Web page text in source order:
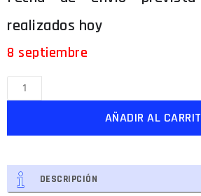
8 septiembre
AÑADIR AL
DESCRIPCIÓN